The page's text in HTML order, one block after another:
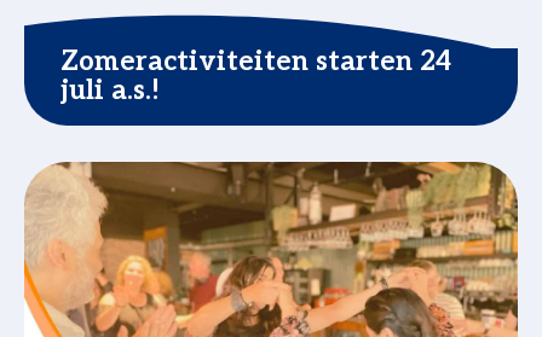
Zomeractiviteiten starten 24
juli a.s.!